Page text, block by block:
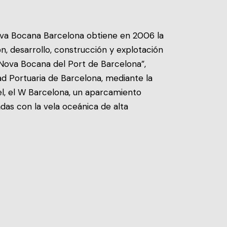
Bocana Barcelona obtiene en 2006 la
desarrollo, construcción y explotación
Bocana del Port de Barcelona”,
Portuaria de Barcelona, mediante la
el W Barcelona, un aparcamiento
con la vela oceánica de alta